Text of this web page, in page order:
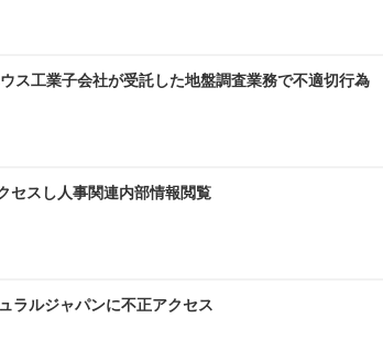
ス工業子会社が受託した地盤調査業務で不適切行為
セスし人事関連内部情報閲覧
ラルジャパンに不正アクセス